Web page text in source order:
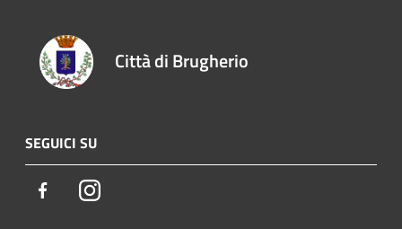
Città di Brugherio
SEGUICI SU
FacebookInstagram